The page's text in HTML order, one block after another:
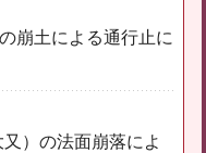
崩土による通行止に
）の法面崩落によ